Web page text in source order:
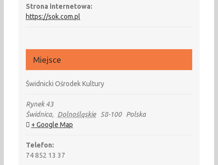
Strona internetowa:
https://sok.com.pl
Miejsce
Świdnicki Ośrodek Kultury
Rynek 43
Świdnica, Dolnośląskie 58-100
Polska
+ Google Map
Telefon:
74 852 13 37